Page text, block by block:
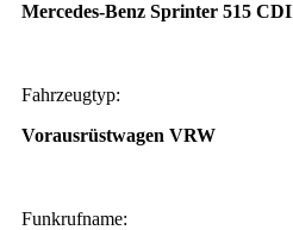
Mercedes-Benz Sprinter 515 CDI
Fahrzeugtyp:
Vorausrüstwagen VRW
Funkrufname: